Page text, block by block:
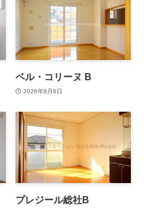
ベル・コリーヌ B
2026年8月6日
プレジール総社B